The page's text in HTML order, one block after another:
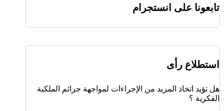
تابعونا على انستجرام
استطلاع رأى
هل تؤيد اتخاذ المزيد من الإجراءات لمواجهة جرائم الملكية
الفكرية ؟